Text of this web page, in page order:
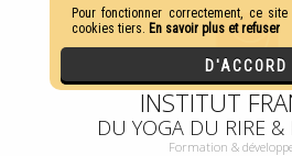
INSTITUT
DU YOGA DU RIRE &
Formation &